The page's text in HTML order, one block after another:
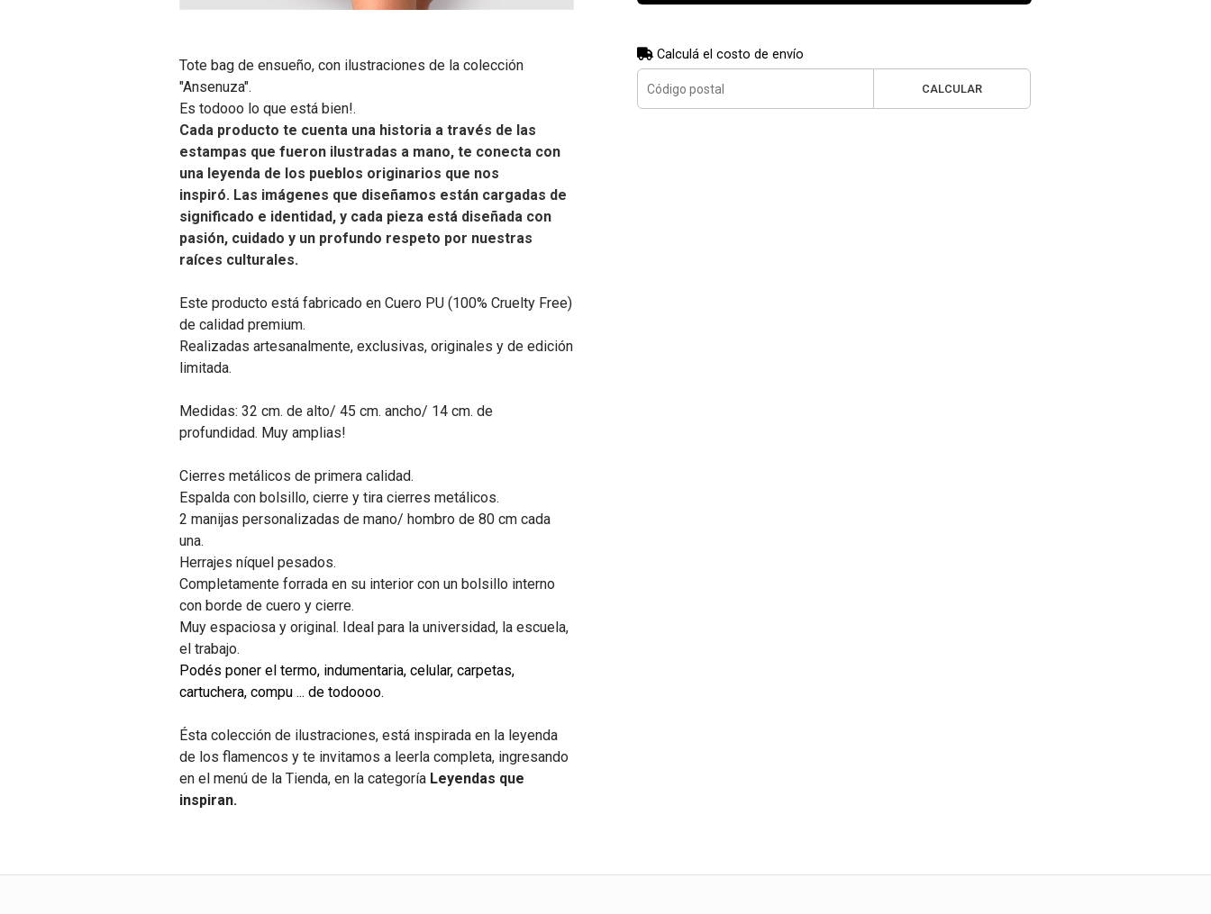
Tote bag de ensueño, con ilustraciones de la colección
"Ansenuza".
Es todooo lo que está bien!.
Cada producto te cuenta una historia a través de las
estampas que fueron ilustradas a mano, te conecta con
una leyenda de los pueblos originarios que nos
inspiró. Las imágenes que diseñamos están cargadas de
significado e identidad, y cada pieza está diseñada con
pasión, cuidado y un profundo respeto por nuestras
raíces culturales.
Este producto está fabricado en Cuero PU (100% Cruelty Free)
de calidad premium.
Realizadas artesanalmente, exclusivas, originales y de edición
limitada.
Medidas: 32 cm. de alto/ 45 cm. ancho/ 14 cm. de
profundidad. Muy amplias!
Cierres metálicos de primera calidad.
Espalda con bolsillo, cierre y tira cierres metálicos.
2 manijas personalizadas de mano/ hombro de 80 cm cada
una.
Herrajes níquel pesados.
Completamente forrada en su interior con un bolsillo interno
con borde de cuero y cierre.
Muy espaciosa y original. Ideal para la universidad, la escuela,
el trabajo.
Podés poner el termo, indumentaria, celular, carpetas,
cartuchera, compu ... de todoooo.
Ésta colección de ilustraciones, está inspirada en la leyenda
de los flamencos y te invitamos a leerla completa, ingresando
en el menú de la Tienda, en la categoría Leyendas que
inspiran.
Calculá el costo de envío
CALCULAR